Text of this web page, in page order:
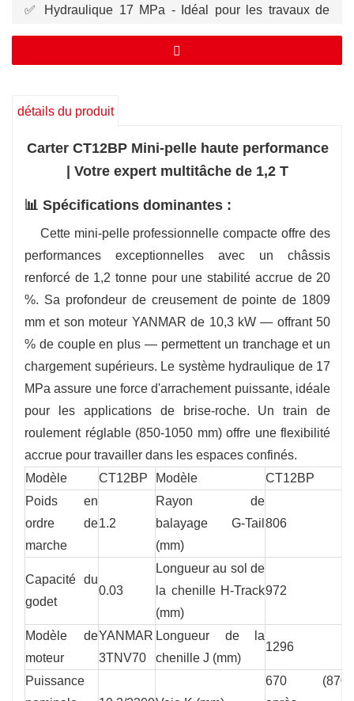
✅ Hydraulique 17 MPa - Idéal pour les travaux de
✅ Train de roulement réglable - Largeur flexible de
détails du produit
Carter CT12BP Mini-pelle haute performance
| Votre expert multitâche de 1,2 T
📊 Spécifications dominantes :
Cette mini-pelle professionnelle compacte offre des
performances exceptionnelles avec un châssis
renforcé de 1,2 tonne pour une stabilité accrue de 20
%. Sa profondeur de creusement de pointe de 1809
mm et son moteur YANMAR de 10,3 kW — offrant 50
% de couple en plus — permettent un tranchage et un
chargement supérieurs. Le système hydraulique de 17
MPa assure une force d'arrachement puissante, idéale
pour les applications de brise-roche. Un train de
roulement réglable (850-1050 mm) offre une flexibilité
accrue pour travailler dans les espaces confinés.
Modèle
CT12BP Modèle
CT12BP
Poids en
ordre de
marche
1.2
Rayon de
balayage G-Tail
(mm)
806
Capacité du
godet
0.03
Longueur au sol de
la chenille H-Track
(mm)
972
Modèle de
moteur
YANMAR
3TNV70
Longueur de la
chenille J (mm)
1296
Puissance
670 (870